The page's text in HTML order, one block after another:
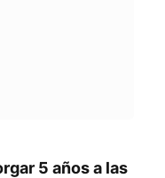
5 años a las